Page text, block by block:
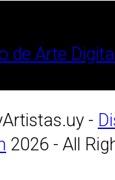
de Arte
-
2026 - All